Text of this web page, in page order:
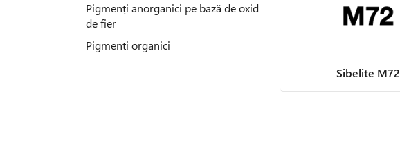
Pigmenți anorganici pe bază de oxid
de fier
Pigmenti organici
Sibelite M72